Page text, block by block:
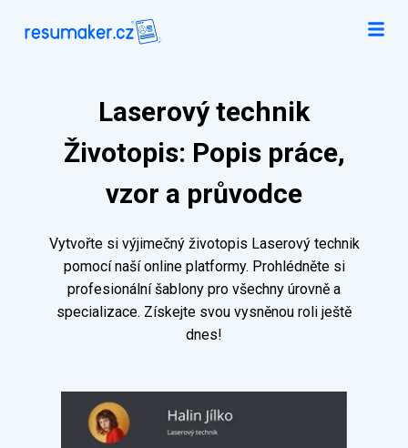
Laserový technik
Životopis: Popis práce,
vzor a průvodce
Vytvořte si výjimečný životopis Laserový technik
pomocí naší online platformy. Prohlédněte si
profesionální šablony pro všechny úrovně a
specializace. Získejte svou vysněnou roli ještě
dnes!